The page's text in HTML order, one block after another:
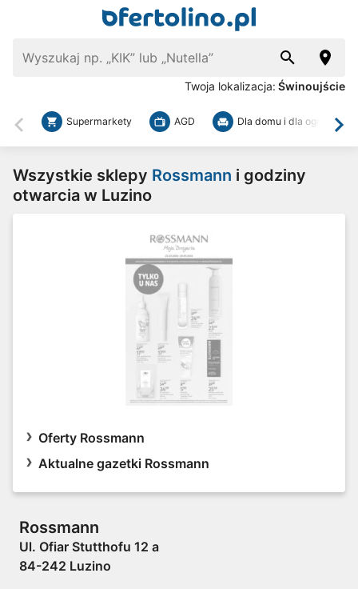
Twoja lokalizacja: Świnoujście
Wstecz
Supermarkety AGD Dla domu i dla ogrodu
Wszystkie sklepy Rossmann i godziny
otwarcia w Luzino
Oferty Rossmann
Aktualne gazetki Rossmann
Rossmann
Ul. Ofiar Stutthofu 12 a
84-242 Luzino